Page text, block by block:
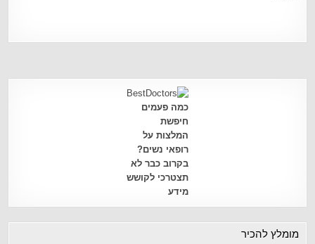
כמה פעמים
חיפשת
המלצות על
רופאי נשים?
בקרוב כבר לא
תצטרכי לקושש
מידע
מומלץ להכיר